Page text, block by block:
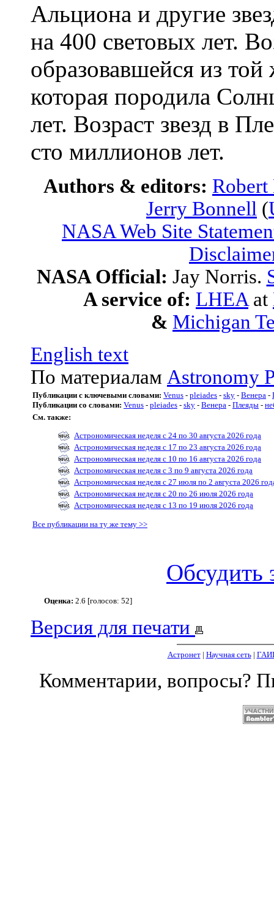
Альциона и другие
на 400 световых лет.
образовавшейся из
которая породила
лет. Возраст звезд в
сто миллионов лет.
Authors & editors:
Jerry Bonnell (
NASA Web Site
NASA Official: Jay Norris.
A service of: LHEA at
& Michigan
English text
По материалам Astronomy
Публикации с ключевыми словами: Venus - pleiades - sky - Венера -
Публикации со словами: Venus - pleiades - sky - Венера - Плеяды -
См. также:
Астрономическая неделя с 24 по 30 августа 2026 года
Астрономическая неделя с 17 по 23 августа 2026 года
Астрономическая неделя с 10 по 16 августа 2026 года
Астрономическая неделя с 3 по 9 августа 2026 года
Астрономическая неделя с 27 июля по 2 августа 2026
Астрономическая неделя с 20 по 26 июля 2026 года
Астрономическая неделя с 13 по 19 июля 2026 года
Все публикации на ту же тему >>
Обсудить
Оценка: 2.6 [голосов: 52]
Версия для печати
Астронет| Научная сеть|
Комментарии, вопросы?